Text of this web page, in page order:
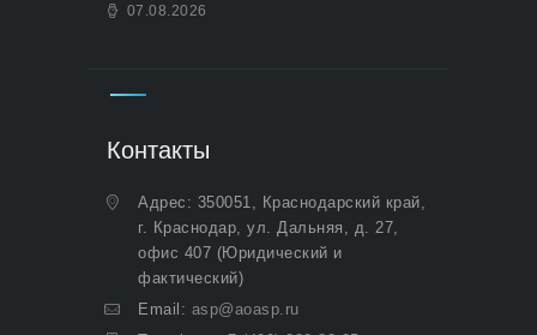
07.08.2026
Контакты
Адрес: 350051, Краснодарский край,
г. Краснодар, ул. Дальняя, д. 27,
офис 407 (Юридический и
фактический)
Email: asp@aoasp.ru